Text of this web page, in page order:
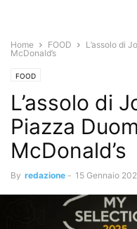
Home FOOD
L’assolo di
McDonald’s
FOOD
L’assolo di
Piazza
McDonald’s
By redazione - 15 Gennaio